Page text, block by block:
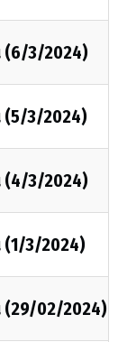
(6/3/2024)
(5/3/2024)
(4/3/2024)
(1/3/2024)
(29/02/2024)